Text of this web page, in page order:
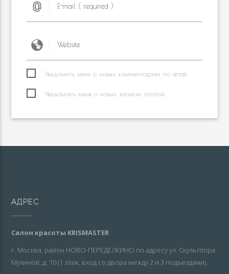
Уведомить меня о новых комментариях по email.
Уведомлять меня о новых записях почтой.
АДРЕС
Салон красоты KRISMASTER
г. Москва, район НОВО-ПЕРЕДЕЛКИНО по адресу ул. Скульптора
Мухиной, д. 10 (1 этаж, вход со двора между 2 и 3 подъездами).